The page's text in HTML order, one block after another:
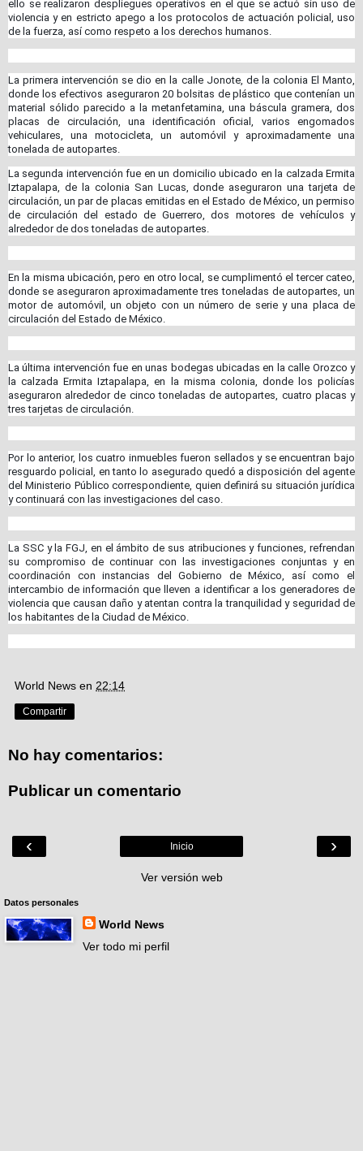
ello se realizaron despliegues operativos en el que se actuó sin uso de
violencia y en estricto apego a los protocolos de actuación policial, uso
de la fuerza, así como respeto a los derechos humanos.
La primera intervención se dio en la calle Jonote, de la colonia El Manto,
donde los efectivos aseguraron 20 bolsitas de plástico que contenían un
material sólido parecido a la metanfetamina, una báscula gramera, dos
placas de circulación, una identificación oficial, varios engomados
vehiculares, una motocicleta, un automóvil y aproximadamente una
tonelada de autopartes.
La segunda intervención fue en un domicilio ubicado en la calzada Ermita
Iztapalapa, de la colonia San Lucas, donde aseguraron una tarjeta de
circulación, un par de placas emitidas en el Estado de México, un permiso
de circulación del estado de Guerrero, dos motores de vehículos y
alrededor de dos toneladas de autopartes.
En la misma ubicación, pero en otro local, se cumplimentó el tercer cateo,
donde se aseguraron aproximadamente tres toneladas de autopartes, un
motor de automóvil, un objeto con un número de serie y una placa de
circulación del Estado de México.
La última intervención fue en unas bodegas ubicadas en la calle Orozco y
la calzada Ermita Iztapalapa, en la misma colonia, donde los policías
aseguraron alrededor de cinco toneladas de autopartes, cuatro placas y
tres tarjetas de circulación.
Por lo anterior, los cuatro inmuebles fueron sellados y se encuentran bajo
resguardo policial, en tanto lo asegurado quedó a disposición del agente
del Ministerio Público correspondiente, quien definirá su situación jurídica
y continuará con las investigaciones del caso.
La SSC y la FGJ, en el ámbito de sus atribuciones y funciones, refrendan
su compromiso de continuar con las investigaciones conjuntas y en
coordinación con instancias del Gobierno de México, así como el
intercambio de información que lleven a identificar a los generadores de
violencia que causan daño y atentan contra la tranquilidad y seguridad de
los habitantes de la Ciudad de México.
World News en 22:14
Compartir
No hay comentarios:
Publicar un comentario
‹ ›
Inicio
Ver versión web
Datos personales
World News
Ver todo mi perfil